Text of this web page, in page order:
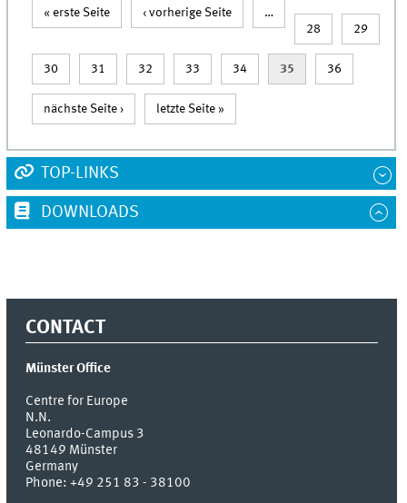
Seiten
« erste Seite ‹ vorherige Seite
…
28
29
30 31 32 33 34 35 36
nächste Seite › letzte Seite »
TOP-LINKS
DOWNLOADS
CONTACT
Münster Office
Centre for Europe
N.N.
Leonardo-Campus 3
48149 Münster
Germany
Phone:+49 251 83 - 38100